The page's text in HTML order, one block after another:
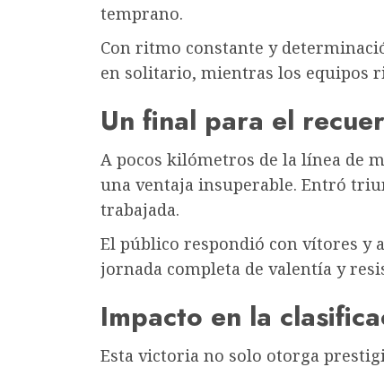
temprano.
Con ritmo constante y
en solitario, mientras los equipos
Un final para el
A pocos kilómetros de la línea de
una ventaja insuperable. Entró
trabajada.
El público respondió con vítores y
jornada completa de valentía y
Impacto en la
Esta victoria no solo otorga